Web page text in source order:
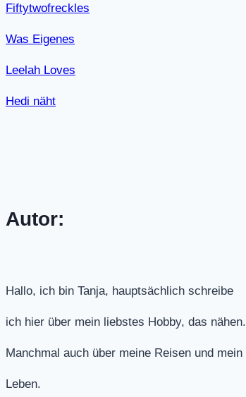
Fiftytwofreckles
Was Eigenes
Leelah Loves
Hedi näht
Autor:
Hallo, ich bin Tanja, hauptsächlich schreibe
ich hier über mein liebstes Hobby, das nähen.
Manchmal auch über meine Reisen und mein
Leben.